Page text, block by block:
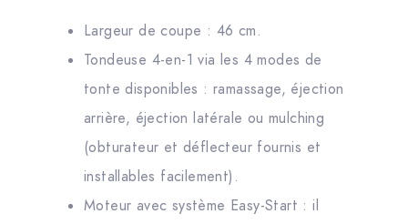
Largeur de coupe : 46 cm.
Tondeuse 4-en-1 via les 4 modes de
tonte disponibles : ramassage, éjection
arrière, éjection latérale ou mulching
(obturateur et déflecteur fournis et
installables facilement).
Moteur avec système Easy-Start : il